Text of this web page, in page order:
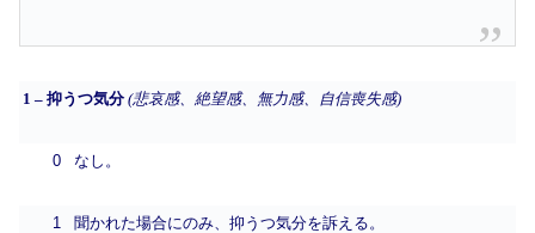
1 – 抑うつ気分 (悲哀感、絶望感、無力感、自信喪失感)
0 なし。
1 聞かれた場合にのみ、抑うつ気分を訴える。